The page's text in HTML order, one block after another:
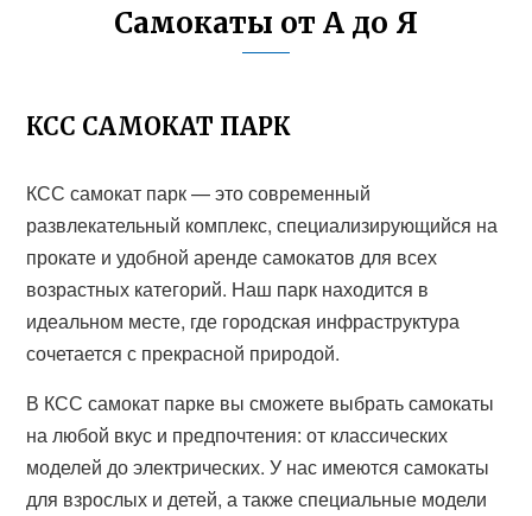
Самокаты от А до Я
КСС САМОКАТ ПАРК
КСС самокат парк — это современный
развлекательный комплекс, специализирующийся на
прокате и удобной аренде самокатов для всех
возрастных категорий. Наш парк находится в
идеальном месте, где городская инфраструктура
сочетается с прекрасной природой.
В КСС самокат парке вы сможете выбрать самокаты
на любой вкус и предпочтения: от классических
моделей до электрических. У нас имеются самокаты
для взрослых и детей, а также специальные модели